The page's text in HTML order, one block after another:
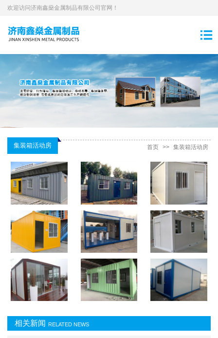
欢迎访问济南鑫燊金属制品有限公司官网！
集装箱活动房 首页 >> 集装箱活动房
相关新闻 RELATED NEWS